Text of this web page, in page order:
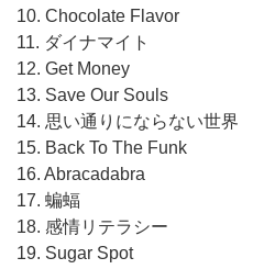
10. Chocolate Flavor
11. ダイナマイト
12. Get Money
13. Save Our Souls
14. 思い通りにならない世界
15. Back To The Funk
16. Abracadabra
17. 蝙蝠
18. 感情リテラシー
19. Sugar Spot